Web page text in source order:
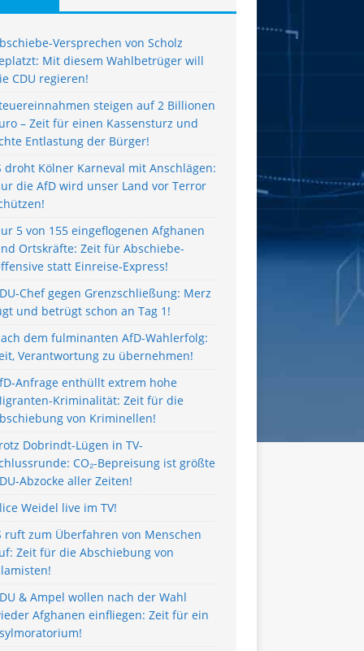
Versprechen von Scholz
Mit diesem Wahlbetrüger will
CDU regieren!
steigen auf 2 Billionen
– Zeit für einen Kassensturz und
Entlastung der Bürger!
droht Kölner Karneval mit Anschlägen:
die AfD wird unser Land vor Terror
5 von 155 eingeflogenen Afghanen
Ortskräfte: Zeit für Abschiebe-
statt Einreise-Express!
Chef gegen Grenzschließung: Merz
und betrügt schon an Tag 1!
dem fulminanten AfD-Wahlerfolg:
Verantwortung zu übernehmen!
Anfrage enthüllt extrem hohe
Kriminalität: Zeit für die
von Kriminellen!
Dobrindt-Lügen in TV-
CO₂-Bepreisung ist größte
Abzocke aller Zeiten!
Weidel live im TV!
ruft zum Überfahren von Menschen
Zeit für die Abschiebung von
& Ampel wollen nach der Wahl
Afghanen einfliegen: Zeit für ein